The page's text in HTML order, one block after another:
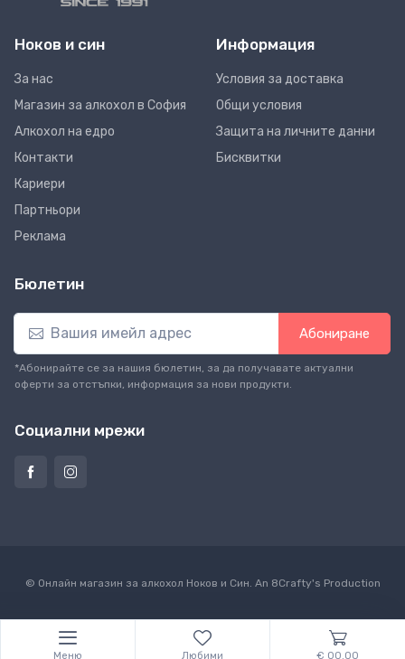
Ноков и син
За нас
Магазин за алкохол в София
Алкохол на едро
Контакти
Кариери
Партньори
Реклама
Информация
Условия за доставка
Общи условия
Защита на личните данни
Бисквитки
Бюлетин
Абониране
*Абонирайте се за нашия бюлетин, за да получавате актуални
оферти за отстъпки, информация за нови продукти.
Социални мрежи
© Онлайн магазин за алкохол Ноков и Син. An 8Crafty's Production
Меню Любими € 00.00